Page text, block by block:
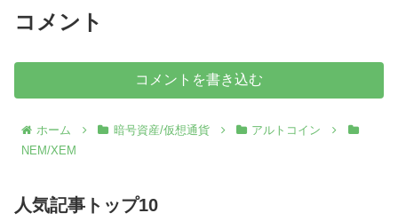
コメント
コメントを書き込む
ホーム 暗号資産/仮想通貨
アルトコイン
NEM/XEM
人気記事トップ10